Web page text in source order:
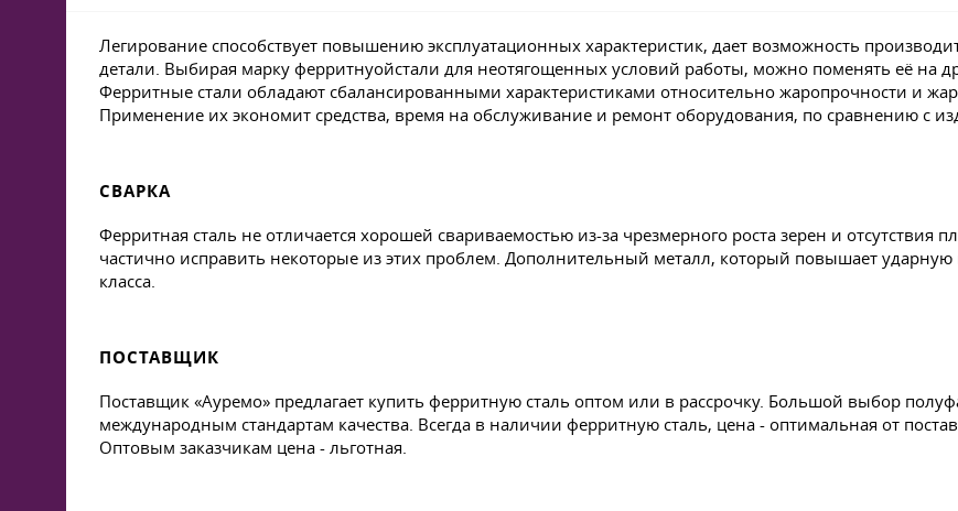
Легирование способствует повышению эксплуатационных характеристик, дает возможность
детали. Выбирая марку ферритнуойстали для неотягощенных условий работы, можно поменять её на
Ферритные стали обладают сбалансированными характеристиками относительно жаропрочности и
Применение их экономит средства, время на обслуживание и ремонт оборудования, по сравнению с
СВАРКА
Ферритная сталь не отличается хорошей свариваемостью из-за чрезмерного роста зерен и отсутствия
частично исправить некоторые из этих проблем. Дополнительный металл, который повышает ударную
класса.
ПОСТАВЩИК
Поставщик «Ауремо» предлагает купить ферритную сталь оптом или в рассрочку. Большой выбор
международным стандартам качества. Всегда в наличии ферритную сталь, цена - оптимальная от
Оптовым заказчикам цена - льготная.